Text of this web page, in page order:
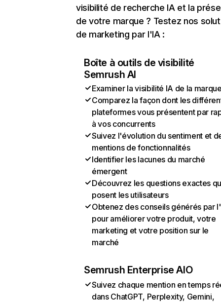
visibilité de recherche IA et la
de votre marque ? Testez nos
de marketing par l'IA :
Boîte à outils de visibilité
Semrush AI
Examiner la visibilité IA de la
Comparez la façon dont les
plateformes vous présentent par
à vos concurrents
Suivez l'évolution du sentiment et
mentions de fonctionnalités
Identifier les lacunes du marché
émergent
Découvrez les questions exactes
posent les utilisateurs
Obtenez des conseils générés par
pour améliorer votre produit, votre
marketing et votre position sur le
marché
Semrush Enterprise AIO
Suivez chaque mention en temps
dans ChatGPT, Perplexity, Gemini,